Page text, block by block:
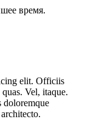
время.
elit. Officiis
Vel, itaque.
doloremque